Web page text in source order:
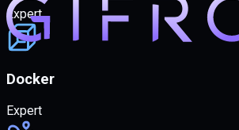
Expert
Docker
Expert